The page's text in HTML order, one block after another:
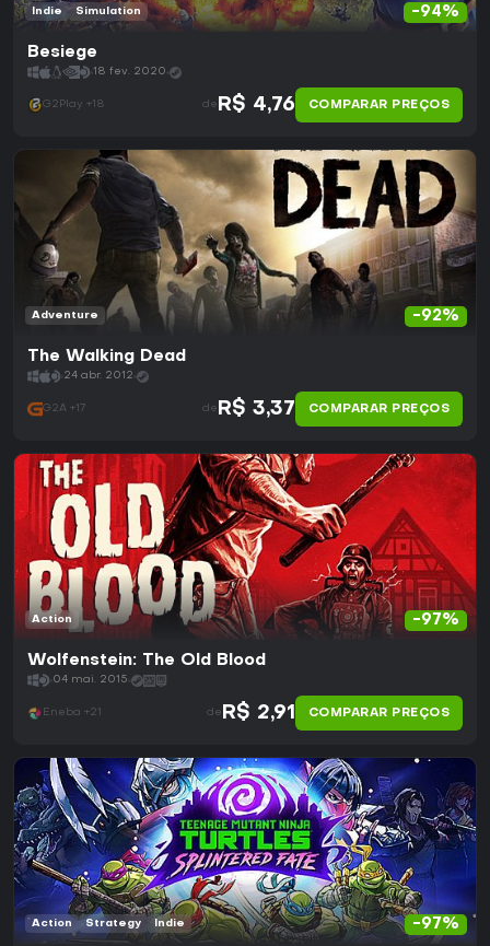
-94%
Indie Simulation
Besiege
18 fev. 2020
G2Play +18 de R$ 4,76 COMPARAR PREÇOS
-92%
Adventure
The Walking Dead
24 abr. 2012
G2A +17 de R$ 3,37 COMPARAR PREÇOS
-97%
Action
Wolfenstein: The Old Blood
04 mai. 2015
Eneba +21 de R$ 2,91 COMPARAR PREÇOS
-97%
Action Strategy Indie